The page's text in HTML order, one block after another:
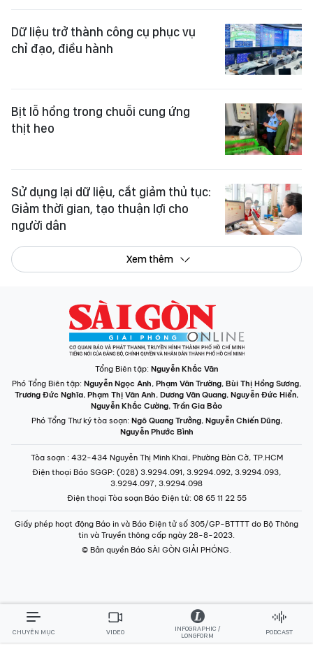
Dữ liệu trở thành công cụ phục vụ
chỉ đạo, điều hành
Bịt lỗ hổng trong chuỗi cung ứng
thịt heo
Sử dụng lại dữ liệu, cắt giảm thủ tục:
Giảm thời gian, tạo thuận lợi cho
người dân
Xem thêm
Tổng Biên tập: Nguyễn Khắc Văn
Phó Tổng Biên tập: Nguyễn Ngọc Anh, Phạm Văn Trường, Bùi Thị Hồng Sương,
Trương Đức Nghĩa, Phạm Thị Vân Anh, Dương Văn Quang, Nguyễn Đức Hiển,
Nguyễn Khắc Cường, Trần Gia Bảo
Phó Tổng Thư ký tòa soạn: Ngô Quang Trưởng, Nguyễn Chiến Dũng,
Nguyễn Phước Bình
Tòa soạn : 432-434 Nguyễn Thị Minh Khai, Phường Bàn Cờ, TP.HCM
Điện thoại Báo SGGP: (028) 3.9294.091, 3.9294.092, 3.9294.093,
3.9294.097, 3.9294.098
Điện thoại Tòa soạn Báo Điện tử: 08 65 11 22 55
Giấy phép hoạt động Báo in và Báo Điện tử số 305/GP-BTTTT do Bộ Thông
tin và Truyền thông cấp ngày 28-8-2023.
© Bản quyền Báo SÀI GÒN GIẢI PHÓNG.
CHUYÊN MỤC VIDEO
INFOGRAPHIC /
LONGFORM
PODCAST